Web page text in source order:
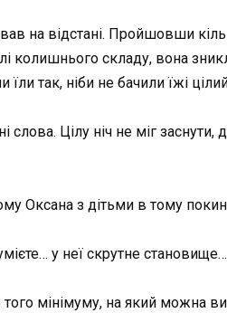
на відстані. Пройшовши
колишнього складу, вона
їли так, ніби не бачили їжі
Цілу ніч не міг
Оксана з дітьми в тому
у неї скрутне
того мінімуму, на який можна